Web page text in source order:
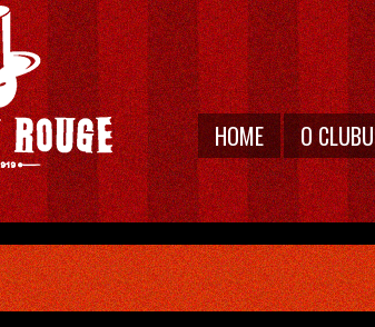
HOME O CLUBU